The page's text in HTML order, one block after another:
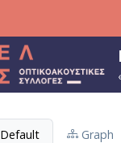
Default Graph